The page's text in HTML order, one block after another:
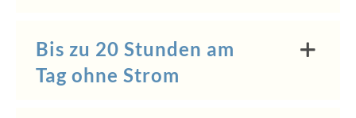
Bis zu 20 Stunden am
Tag ohne Strom